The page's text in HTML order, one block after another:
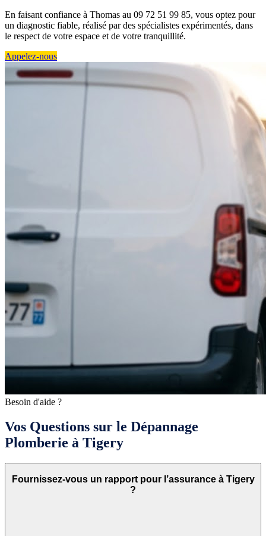
En faisant confiance à Thomas au 09 72 51 99 85, vous optez pour
un diagnostic fiable, réalisé par des spécialistes expérimentés, dans
le respect de votre espace et de votre tranquillité.
Appelez-nous
Besoin d'aide ?
Vos Questions sur le Dépannage
Plomberie à Tigery
Fournissez-vous un rapport pour l’assurance à Tigery
?